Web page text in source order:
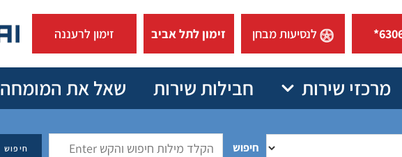
לנסיעות מבחן זימון לתל אביב זימון לרעננה
מרכזי שירות חבילות שירות שאל את המומחה
חיפוש